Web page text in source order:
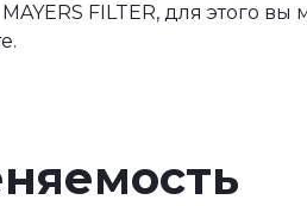
FILTER, для этого вы